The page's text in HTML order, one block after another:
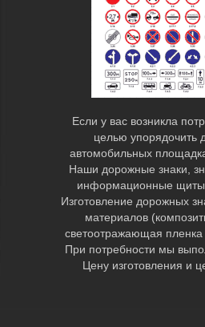
Если у вас возникла
целью упорядочить
автомобильных
Наши дорожные знаки,
информационные щиты
Изготовление дорожных
материалов
светоотражающая
При потребности мы
Цену изготовления и